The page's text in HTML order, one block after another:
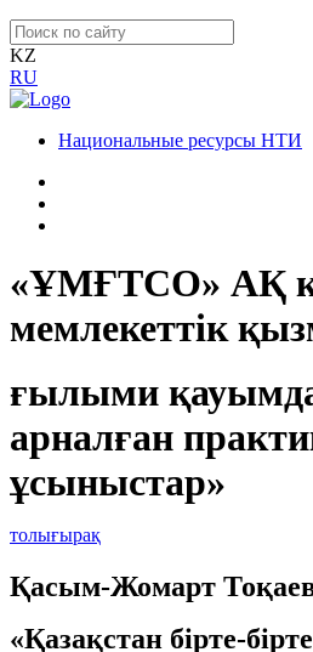
KZ
RU
Национальные ресурсы НТИ
«ҰМҒТСО» АҚ
мемлекеттік
ғылыми
арналған
ұсыныстар»
толығырақ
Қасым-Жомарт
«Қазақстан бірте-